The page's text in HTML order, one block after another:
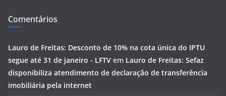
Comentários
Lauro de Freitas: Desconto de 10% na cota única do IPTU
segue até 31 de janeiro - LFTV em Lauro de Freitas: Sefaz
disponibiliza atendimento de declaração de transferência
imobiliária pela internet